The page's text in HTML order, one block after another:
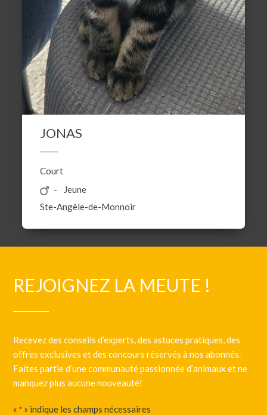
JONAS
Court
Jeune
Ste-Angèle-de-Monnoir
REJOIGNEZ LA MEUTE !
Recevez des conseils d’experts, des astuces pratiques, des
offres exclusives et des concours réservés à nos abonnés.
Faites partie d’une communauté passionnée d’animaux et ne
manquez plus aucune nouveauté!
«* » indique les champs nécessaires